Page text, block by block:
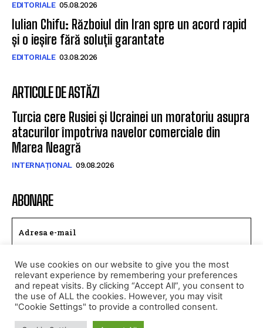
EDITORIALE 05.08.2026
Iulian Chifu: Războiul din Iran spre un acord rapid
și o ieșire fără soluții garantate
EDITORIALE 03.08.2026
ARTICOLE DE ASTĂZI
Turcia cere Rusiei și Ucrainei un moratoriu asupra
atacurilor împotriva navelor comerciale din
Marea Neagră
INTERNAȚIONAL 09.08.2026
ABONARE
TRIMITE
Am citit si accept Politica de confidentialitate.
We use cookies on our website to give you the most
relevant experience by remembering your preferences
and repeat visits. By clicking “Accept All”, you consent to
the use of ALL the cookies. However, you may visit
"Cookie Settings" to provide a controlled consent.